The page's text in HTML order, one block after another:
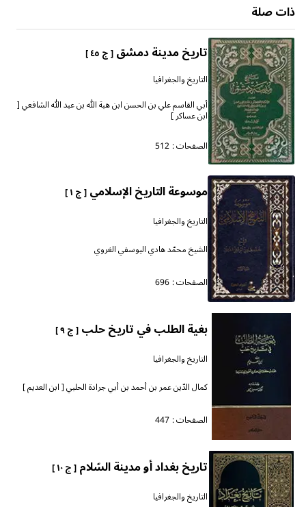
ذات صلة
تاريخ مدينة دمشق[ ج ٤٥ ]
التاريخ والجغرافيا
أبي القاسم علي بن الحسن ابن هبة الله بن عبد الله الشافعي [
ابن عساكر ]
الصفحات : 512
موسوعة التاريخ الإسلامي[ ج ١ ]
التاريخ والجغرافيا
الشيخ محمّد هادي اليوسفي الغروي
الصفحات : 696
بغية الطلب في تاريخ حلب[ ج ٩ ]
التاريخ والجغرافيا
كمال الدّين عمر بن أحمد بن أبي جرادة الحلبي [ ابن العديم ]
الصفحات : 447
تاريخ بغداد أو مدينة السّلام[ ج ١٠ ]
التاريخ والجغرافيا